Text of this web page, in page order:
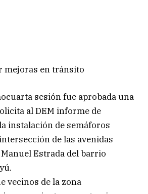
mejoras en tránsito
sesión fue aprobada una
al DEM informe de
instalación de semáforos
de las avenidas
Estrada del barrio
vecinos de la zona